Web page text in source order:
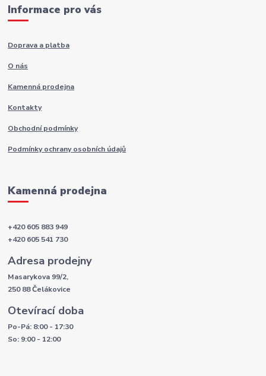
Informace pro vás
Doprava a platba
O nás
Kamenná prodejna
Kontakty
Obchodní podmínky
Podmínky ochrany osobních údajů
Kamenná prodejna
+420 605 883 949
+420 605 541 730
Adresa prodejny
Masarykova 99/2,
250 88 Čelákovice
Otevírací doba
Po-Pá: 8:00 - 17:30
So: 9:00 - 12:00